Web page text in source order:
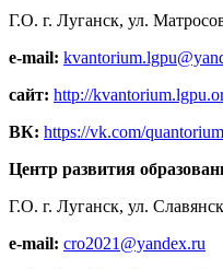
Г.О. г. Луганск, ул.
e-mail:
сайт: http://
ВК: https://vk.com/
Центр развития
Г.О. г. Луганск, ул.
e-mail: cro2021@yandex.ru